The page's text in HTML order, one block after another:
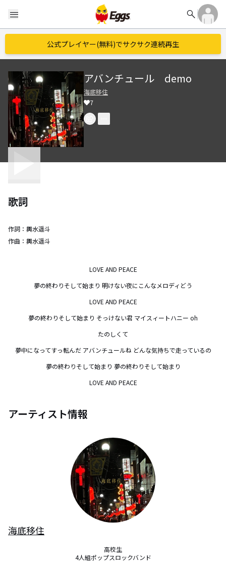
menu search
公式プレイヤー(無料)でサクサク連続再生
アバンチュール demo
海底移住
7
歌詞
作詞： 輿水遥斗
作曲： 輿水遥斗
LOVE AND PEACE
夢の終わりそして始まり 明けない夜にこんなメロディどう
LOVE AND PEACE
夢の終わりそして始まり そっけない君 マイスィートハニー oh
たのしくて
夢中になってすっ転んだ アバンチュールね どんな気持ちで走っているの
夢の終わりそして始まり 夢の終わりそして始まり
LOVE AND PEACE
アーティスト情報
海底移住
高校生
4人組ポップスロックバンド